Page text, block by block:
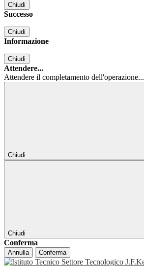
Chiudi
Successo
Chiudi
Informazione
Chiudi
Attendere...
Attendere il completamento dell'operazione...
Chiudi
Chiudi
Conferma
Annulla Conferma